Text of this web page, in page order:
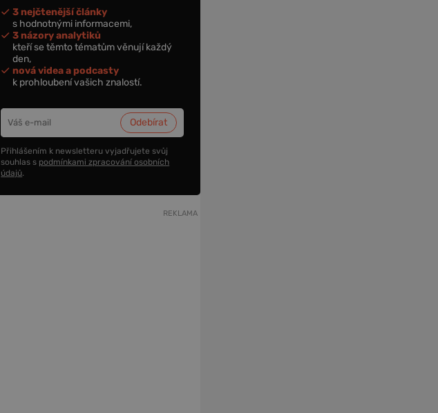
3 nejčtenější články
s hodnotnými informacemi,
3 názory analytiků
kteří se těmto tématům věnují každý
den,
nová videa a podcasty
k prohloubení vašich znalostí.
Přihlášením k newsletteru vyjadřujete svůj
souhlas s podmínkami zpracování osobních
údajů.
REKLAMA